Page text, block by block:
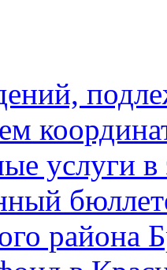
услуги в
района